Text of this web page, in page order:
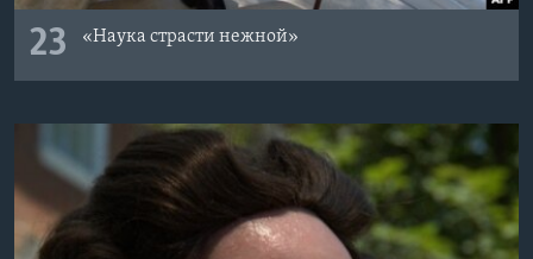
23 «Наука страсти нежной»